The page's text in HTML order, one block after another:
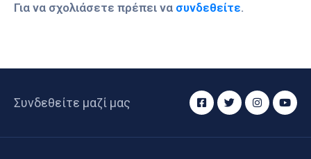
Για να σχολιάσετε πρέπει να συνδεθείτε.
Συνδεθείτε μαζί μας